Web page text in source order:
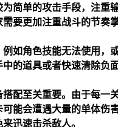
简单的攻击手段，注重
要更加注重战斗的节
如角色技能无法使用
的道具或者快速清除负
配至关重要。由于每一
能会遭遇大量的单体伤
迅速击杀敌人。